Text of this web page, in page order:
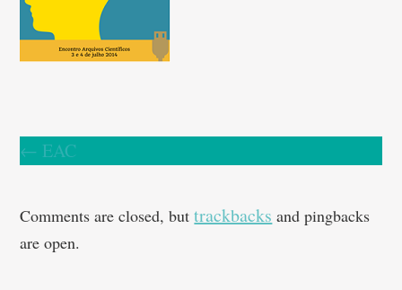
← EAC
Comments are closed, buttrackbacks and pingbacks
are open.